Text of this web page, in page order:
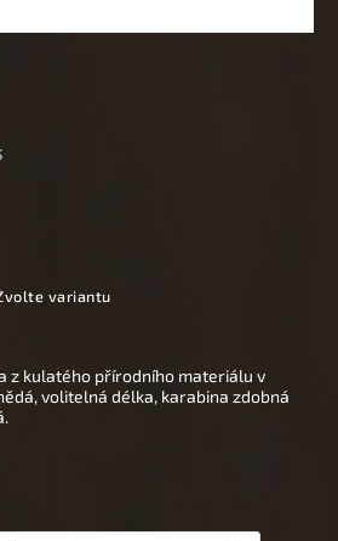
variantu
z kulatého přírodního materiálu v
volitelná délka, karabina zdobná